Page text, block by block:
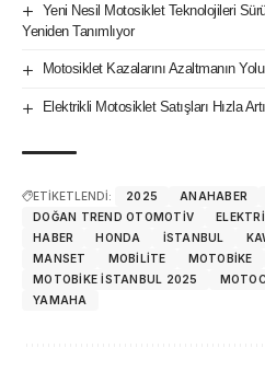
Yeni Nesil Motosiklet Teknolojileri
Yeniden Tanımlıyor
Motosiklet Kazalarını Azaltmanın
Elektrikli Motosiklet Satışları Hızla
ETİKETLENDİ: 2025 ANAHABER
DOĞAN TREND OTOMOTIV
HABER
HONDA ISTANBUL
MANSET
MOBILITE MOTOBIKE
MOTOBIKE İSTANBUL 2025
YAMAHA